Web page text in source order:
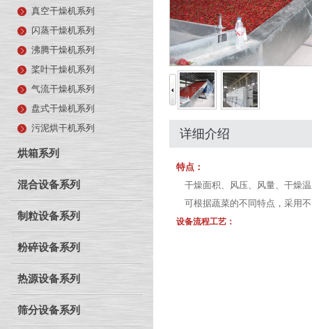
真空干燥机系列
闪蒸干燥机系列
沸腾干燥机系列
桨叶干燥机系列
气流干燥机系列
盘式干燥机系列
污泥烘干机系列
烘箱系列
混合设备系列
制粒设备系列
粉碎设备系列
热源设备系列
筛分设备系列
详细介绍
特点：
干燥面积、风压、风量、干燥
可根据蔬菜的不同特点，采用
设备流程工艺：